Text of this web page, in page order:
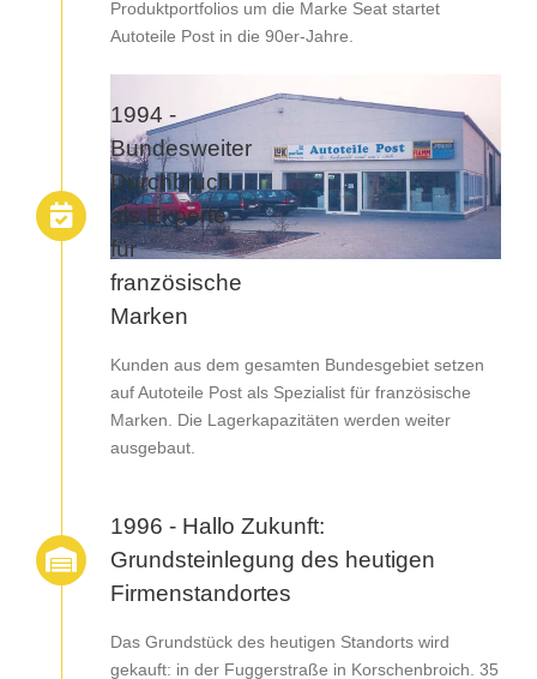
Produktportfolios um die Marke Seat startet
Autoteile Post in die 90er-Jahre.
1994 -
Bundesweiter
Durchbruch
als Experte
für
französische
Marken
Kunden aus dem gesamten Bundesgebiet setzen
auf Autoteile Post als Spezialist für französische
Marken. Die Lagerkapazitäten werden weiter
ausgebaut.
1996 - Hallo Zukunft:
Grundsteinlegung des heutigen
Firmenstandortes
Das Grundstück des heutigen Standorts wird
gekauft: in der Fuggerstraße in Korschenbroich. 35